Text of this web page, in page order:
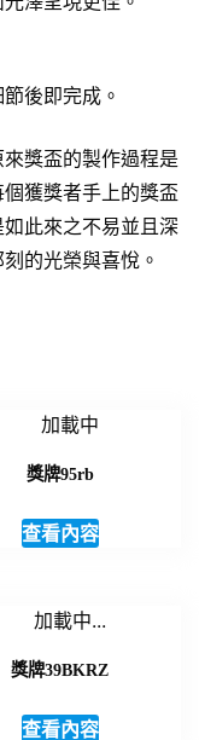
後即完成。
獎盃的製作過程是
獲獎者手上的獎盃
此來之不易並且深
的光榮與喜悅。
獎牌95rb
查看內容
獎牌39BKRZ
查看內容